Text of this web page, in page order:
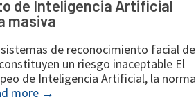
de Inteligencia Artificial
masiva
de reconocimiento facial de
un riesgo inaceptable El
de Inteligencia Artificial, la norma
more →